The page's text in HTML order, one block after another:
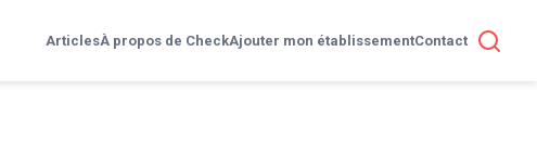
ArticlesÀ propos de CheckAjouter mon établissementContact